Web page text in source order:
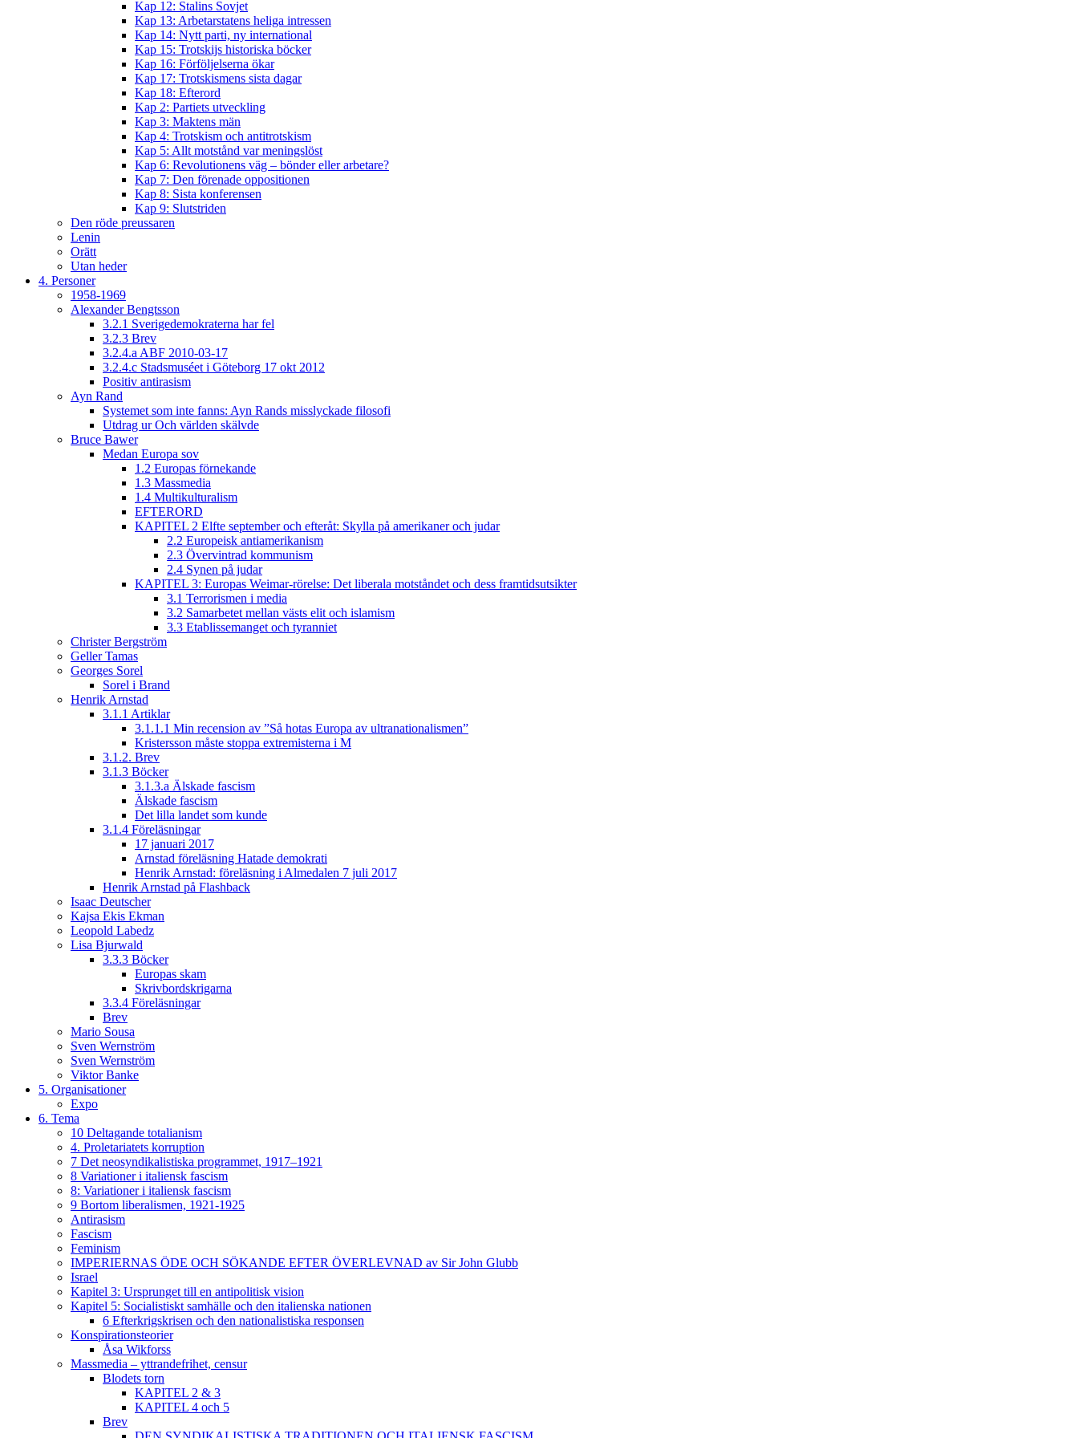
Kap 12: Stalins Sovjet
Kap 13: Arbetarstatens heliga intressen
Kap 14: Nytt parti, ny international
Kap 15: Trotskijs historiska böcker
Kap 16: Förföljelserna ökar
Kap 17: Trotskismens sista dagar
Kap 18: Efterord
Kap 2: Partiets utveckling
Kap 3: Maktens män
Kap 4: Trotskism och antitrotskism
Kap 5: Allt motstånd var meningslöst
Kap 6: Revolutionens väg – bönder eller arbetare?
Kap 7: Den förenade oppositionen
Kap 8: Sista konferensen
Kap 9: Slutstriden
Den röde preussaren
Lenin
Orätt
Utan heder
4. Personer
1958-1969
Alexander Bengtsson
3.2.1 Sverigedemokraterna har fel
3.2.3 Brev
3.2.4.a ABF 2010-03-17
3.2.4.c Stadsmuséet i Göteborg 17 okt 2012
Positiv antirasism
Ayn Rand
Systemet som inte fanns: Ayn Rands misslyckade filosofi
Utdrag ur Och världen skälvde
Bruce Bawer
Medan Europa sov
1.2 Europas förnekande
1.3 Massmedia
1.4 Multikulturalism
EFTERORD
KAPITEL 2 Elfte september och efteråt: Skylla på amerikaner och judar
2.2 Europeisk antiamerikanism
2.3 Övervintrad kommunism
2.4 Synen på judar
KAPITEL 3: Europas Weimar-rörelse: Det liberala motståndet och dess framtidsutsikter
3.1 Terrorismen i media
3.2 Samarbetet mellan västs elit och islamism
3.3 Etablissemanget och tyranniet
Christer Bergström
Geller Tamas
Georges Sorel
Sorel i Brand
Henrik Arnstad
3.1.1 Artiklar
3.1.1.1 Min recension av ”Så hotas Europa av ultranationalismen”
Kristersson måste stoppa extremisterna i M
3.1.2. Brev
3.1.3 Böcker
3.1.3.a Älskade fascism
Älskade fascism
Det lilla landet som kunde
3.1.4 Föreläsningar
17 januari 2017
Arnstad föreläsning Hatade demokrati
Henrik Arnstad: föreläsning i Almedalen 7 juli 2017
Henrik Arnstad på Flashback
Isaac Deutscher
Kajsa Ekis Ekman
Leopold Labedz
Lisa Bjurwald
3.3.3 Böcker
Europas skam
Skrivbordskrigarna
3.3.4 Föreläsningar
Brev
Mario Sousa
Sven Wernström
Sven Wernström
Viktor Banke
5. Organisationer
Expo
6. Tema
10 Deltagande totalianism
4. Proletariatets korruption
7 Det neosyndikalistiska programmet, 1917–1921
8 Variationer i italiensk fascism
8: Variationer i italiensk fascism
9 Bortom liberalismen, 1921-1925
Antirasism
Fascism
Feminism
IMPERIERNAS ÖDE OCH SÖKANDE EFTER ÖVERLEVNAD av Sir John Glubb
Israel
Kapitel 3: Ursprunget till en antipolitisk vision
Kapitel 5: Socialistiskt samhälle och den italienska nationen
6 Efterkrigskrisen och den nationalistiska responsen
Konspirationsteorier
Åsa Wikforss
Massmedia – yttrandefrihet, censur
Blodets torn
KAPITEL 2 & 3
KAPITEL 4 och 5
Brev